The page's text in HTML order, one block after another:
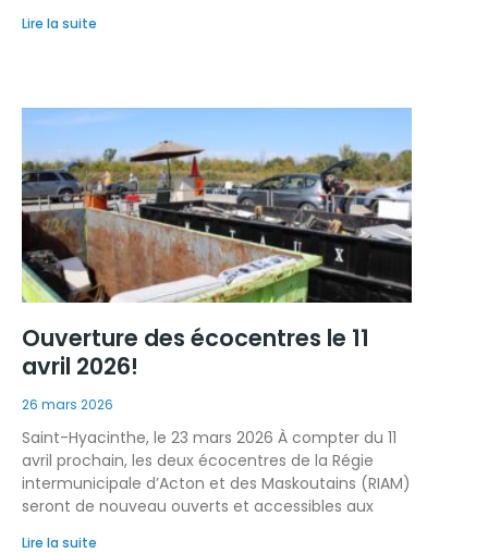
Lire la suite
Ouverture des écocentres le 11
avril 2026!
26 mars 2026
Saint-Hyacinthe, le 23 mars 2026 À compter du 11
avril prochain, les deux écocentres de la Régie
intermunicipale d’Acton et des Maskoutains (RIAM)
seront de nouveau ouverts et accessibles aux
Lire la suite